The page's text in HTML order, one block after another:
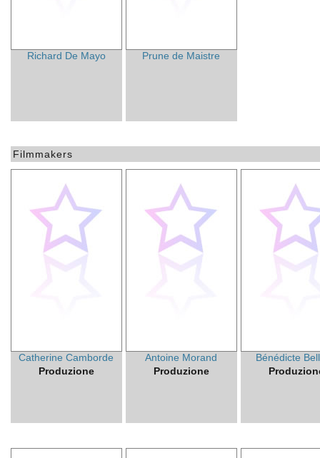
Richard De Mayo Prune de Maistre
Filmmakers
Catherine Camborde
Produzione
Antoine Morand
Produzione
Bénédicte